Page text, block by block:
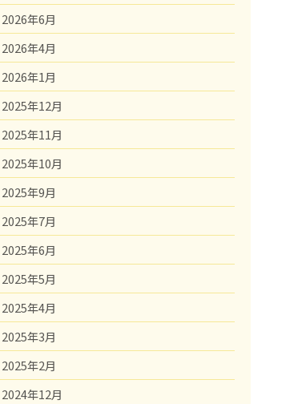
2026年6月
2026年4月
2026年1月
2025年12月
2025年11月
2025年10月
2025年9月
2025年7月
2025年6月
2025年5月
2025年4月
2025年3月
2025年2月
2024年12月